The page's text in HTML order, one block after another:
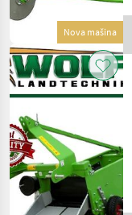
Nova mašina